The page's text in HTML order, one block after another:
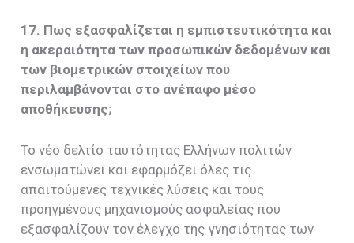
17. Πως εξασφαλίζεται η εμπιστευτικότητα και
η ακεραιότητα των προσωπικών δεδομένων και
των βιομετρικών στοιχείων που
περιλαμβάνονται στο ανέπαφο μέσο
αποθήκευσης;
Το νέο δελτίο ταυτότητας Ελλήνων πολιτών
ενσωματώνει και εφαρμόζει όλες τις
απαιτούμενες τεχνικές λύσεις και τους
προηγμένους μηχανισμούς ασφαλείας που
εξασφαλίζουν τον έλεγχο της γνησιότητας των